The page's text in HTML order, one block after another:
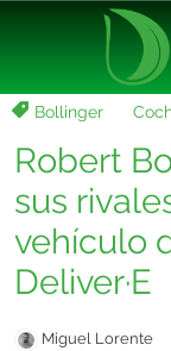
Bollinger
Robert
sus
vehículo
Deliver·E
Miguel Lorente